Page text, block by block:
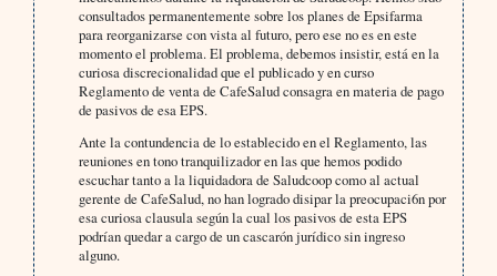
consultados permanentemente sobre los planes de Epsifarma
para reorganizarse con vista al futuro, pero ese no es en este
momento el problema. El problema, debemos insistir, está en la
curiosa discrecionalidad que el publicado y en curso
Reglamento de venta de CafeSalud consagra en materia de pago
de pasivos de esa EPS.
Ante la contundencia de lo establecido en el Reglamento, las
reuniones en tono tranquilizador en las que hemos podido
escuchar tanto a la liquidadora de Saludcoop como al actual
gerente de CafeSalud, no han logrado disipar la preocupaci6n por
esa curiosa clausula según la cual los pasivos de esta EPS
podrían quedar a cargo de un cascarón jurídico sin ingreso
alguno.